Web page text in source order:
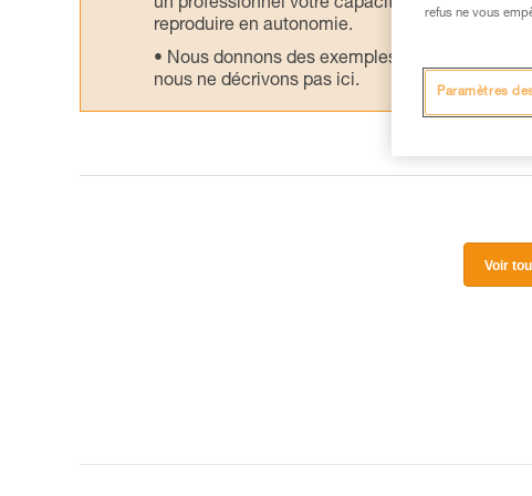
un professionnel votre capacité à refaire la
reproduire en autonomie.
Nous donnons des exemples de techniques
nous ne décrivons pas ici.
Voir
refus ne vous
Paramètres